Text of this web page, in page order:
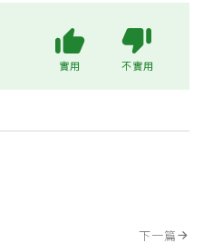
實用 不實用
下一篇